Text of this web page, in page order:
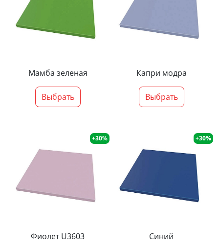
Мамба зеленая
Выбрать
Капри модра
Выбрать
+30%
Фиолет U3603
+30%
Синий